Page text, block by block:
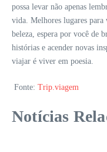
possa levar não apenas
vida. Melhores lugares
beleza, espera por você de
histórias e acender novas
viajar é viver em poesia.
Fonte: Trip.viagem
Notícias